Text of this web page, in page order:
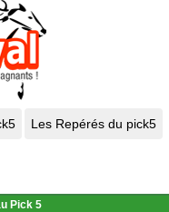
Pick 5